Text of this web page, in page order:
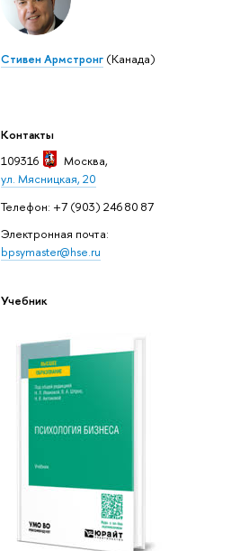
Стивен Армстронг (Канада)
Контакты
109316
Москва,
ул. Мясницкая, 20
Телефон: +7 (903) 246 80 87
Электронная почта:
bpsymaster@hse.ru
Учебник